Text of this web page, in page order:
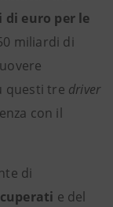
di euro per le
miliardi di
questi tre driver
con il
di
e del